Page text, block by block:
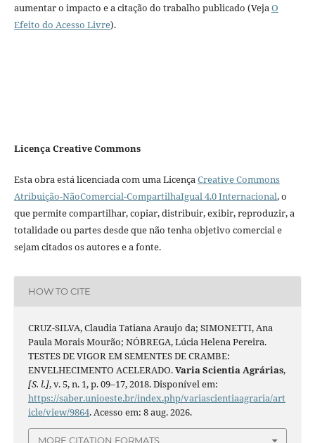
aumentar o impacto e a citação do trabalho publicado (VejaO
Efeito do Acesso Livre).
Licença Creative Commons
Esta obra está licenciada com uma LicençaCreative Commons
Atribuição-NãoComercial-CompartilhaIgual 4.0 Internacional, o
que permite compartilhar, copiar, distribuir, exibir, reproduzir, a
totalidade ou partes desde que não tenha objetivo comercial e
sejam citados os autores e a fonte.
HOW TO CITE
CRUZ-SILVA, Claudia Tatiana Araujo da; SIMONETTI, Ana
Paula Morais Mourão; NÓBREGA, Lúcia Helena Pereira.
TESTES DE VIGOR EM SEMENTES DE CRAMBE:
ENVELHECIMENTO ACELERADO.Varia Scientia Agrárias,
[S. l.], v. 5, n. 1, p. 09–17, 2018. Disponível em:
https://saber.unioeste.br/index.php/variascientiaagraria/art
icle/view/9864. Acesso em: 8 aug. 2026.
MORE CITATION FORMATS